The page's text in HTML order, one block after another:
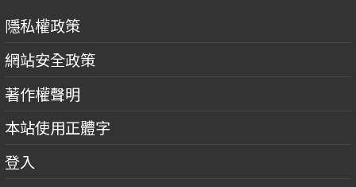
隱私權政策
網站安全政策
著作權聲明
本站使用正體字
登入